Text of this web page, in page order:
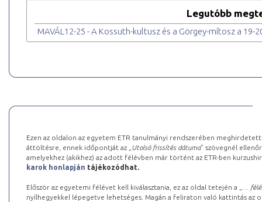
Legutóbb
MAVÁL12-25 - A Kossuth-kultusz és a Görgey-mítosz a 19-
Ezen az oldalon az egyetem ETR tanulmányi rendszerében
áttöltésre, ennek időpontját az „ Utolsó frissítés dátuma” szövegnél
amelyekhez (akikhez) az adott félévben már történt az ETR-ben
karok honlapján tájékozódhat.
Először az egyetemi félévet kell kiválasztania, ez az oldal tetején a „
…
nyílhegyekkel lépegetve lehetséges. Magán a feliraton való kattintás az